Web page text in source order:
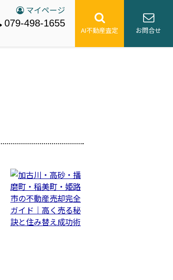
マイページ
079-498-1655
AI不動産査定 お問合せ